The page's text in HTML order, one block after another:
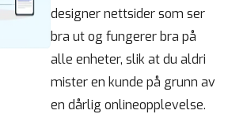
designer nettsider som ser
bra ut og fungerer bra på
alle enheter, slik at du aldri
mister en kunde på grunn av
en dårlig onlineopplevelse.